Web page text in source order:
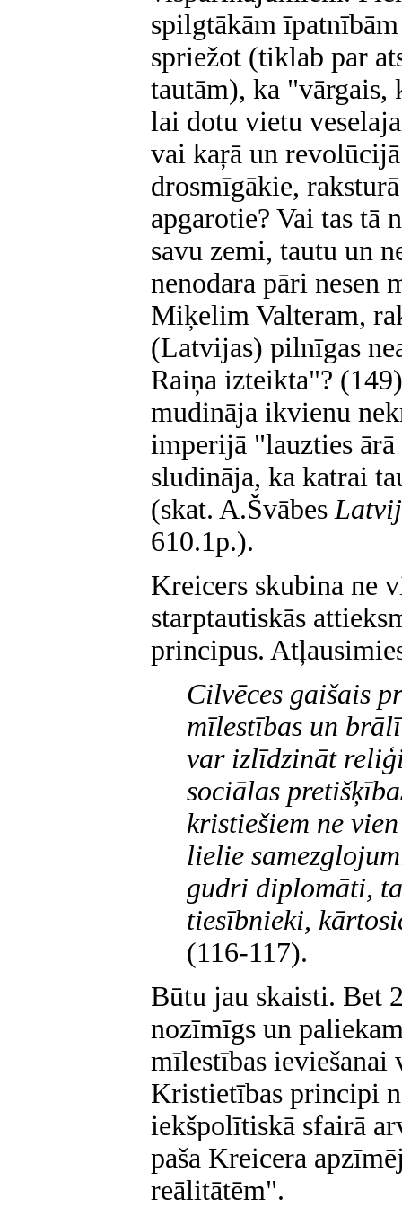
spilgtākām
spriežot (tiklab par
tautām), ka
lai dotu vietu
vai kaŗā un
drosmīgākie,
apgarotie? Vai tas tā
savu zemi, tautu un
nenodara pāri nesen
Miķelim Valteram,
(Latvijas) pilnīgas
Raiņa izteikta"?
mudināja ikvienu
imperijā "lauzties
sludināja, ka katrai
(skat. A.Švābes
610.1p.).
Kreicers skubina ne
starptautiskās
principus.
Cilvēces gaišais
mīlestības un
var izlīdzināt
sociālas
kristiešiem ne
lielie
gudri diplomāti,
tiesībnieki,
(116-117).
Būtu jau skaisti. Bet
nozīmīgs un
mīlestības ieviešanai
Kristietības principi
iekšpolītiskā sfairā
paša Kreicera
reālitātēm".